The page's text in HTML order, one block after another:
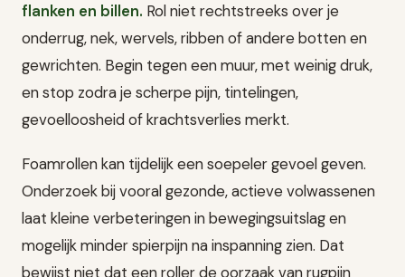
flanken en billen. Rol niet rechtstreeks over je
onderrug, nek, wervels, ribben of andere botten en
gewrichten. Begin tegen een muur, met weinig druk,
en stop zodra je scherpe pijn, tintelingen,
gevoelloosheid of krachtsverlies merkt.
Foamrollen kan tijdelijk een soepeler gevoel geven.
Onderzoek bij vooral gezonde, actieve volwassenen
laat kleine verbeteringen in bewegingsuitslag en
mogelijk minder spierpijn na inspanning zien. Dat
bewijst niet dat een roller de oorzaak van rugpijn